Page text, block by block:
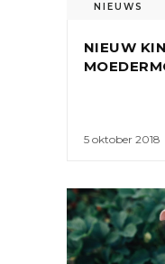
NIEUWS
NIEUW
5 oktober 2018